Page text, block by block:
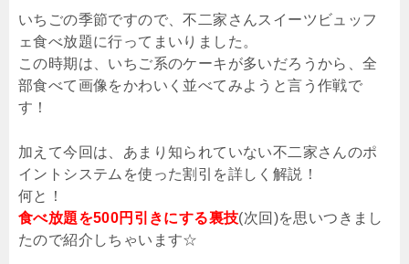
いちごの季節ですので、不二家さんスイーツビュッフ
ェ食べ放題に行ってまいりました。
この時期は、いちご系のケーキが多いだろうから、全
部食べて画像をかわいく並べてみようと言う作戦で
す！
加えて今回は、あまり知られていない不二家さんのポ
イントシステムを使った割引を詳しく解説！
何と！
食べ放題を500円引きにする裏技(次回)を思いつきまし
たので紹介しちゃいます☆